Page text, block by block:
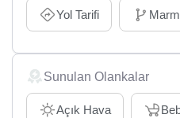
Yol Tarifi
Sunulan Olankalar
Açık Hava